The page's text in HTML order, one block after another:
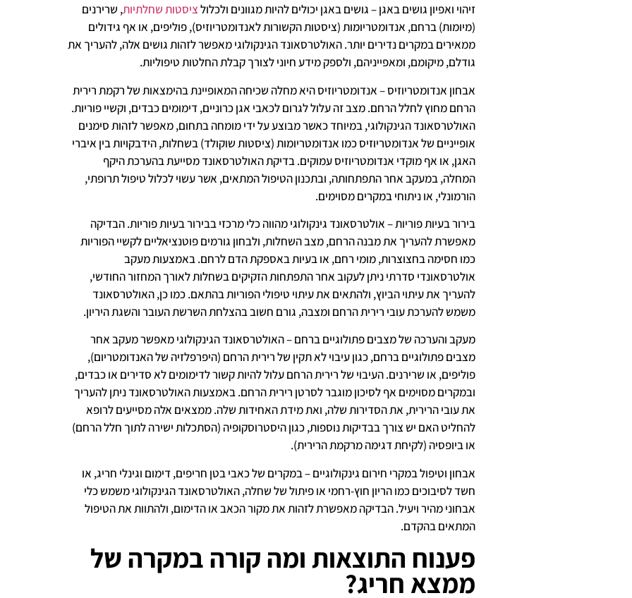
זיהוי ואפיון גושים באגן – גושים באגן יכולים להיות מגוונים ולכלולציסטות שחלתיות, שרירנים
(מיומות) ברחם, אנדומטריומות (ציסטות הקשורות לאנדומטריוזיס), פוליפים, או אף גידולים
ממאירים במקרים נדירים יותר. האולטרסאונד הגינקולוגי מאפשר לזהות גושים אלה, להעריך את
גודלם, מיקומם, ומאפייניהם, ולספק מידע חיוני לצורך קבלת החלטות טיפוליות.
אבחון אנדומטריוזיס – אנדומטריוזיס היא מחלה שכיחה המאופיינת בהימצאות של רקמת רירית
הרחם מחוץ לחלל הרחם. מצב זה עלול לגרום לכאבי אגן כרוניים, דימומים כבדים, וקשיי פוריות.
האולטרסאונד הגינקולוגי, במיוחד כאשר מבוצע על ידי מומחה בתחום, מאפשר לזהות סימנים
אופייניים של אנדומטריוזיס כמו אנדומטריומות (ציסטות שוקולד) בשחלות, הידבקויות בין איברי
האגן, או אף מוקדי אנדומטריוזיס עמוקים. בדיקת האולטרסאונד מסייעת בהערכת היקף
המחלה, במעקב אחר התפתחותה, ובתכנון הטיפול המתאים, אשר עשוי לכלול טיפול תרופתי,
הורמונלי, או ניתוחי במקרים מסוימים.
בירור בעיות פוריות – אולטרסאונד גינקולוגי מהווה כלי מרכזי בבירור בעיות פוריות. הבדיקה
מאפשרת להעריך את מבנה הרחם, מצב השחלות, ולבחון גורמים פוטנציאליים לקשיי הפוריות
כמו חסימה בחצוצרות, מומי רחם, או בעיות באספקת הדם לרחם. באמצעות מעקב
אולטרסאונדי סדרתי ניתן לעקוב אחר התפתחות הזקיקים בשחלות לאורך המחזור החודשי,
להעריך את עיתוי הביוץ, ולהתאים את עיתוי טיפולי הפוריות בהתאם. כמו כן, האולטרסאונד
משמש להערכת עובי רירית הרחם ומצבה, גורם חשוב בהצלחת השרשת העובר והשגת היריון.
מעקב והערכה של מצבים פתולוגיים ברחם – האולטרסאונד הגינקולוגי מאפשר מעקב אחר
מצבים פתולוגיים ברחם, כגון עיבוי לא תקין של רירית הרחם (היפרפלזיה של האנדומטריום),
פוליפים, או שרירנים. העיבוי של רירית הרחם עלול להיות קשור לדימומים לא סדירים או כבדים,
ובמקרים מסוימים אף לסיכון מוגבר לסרטן רירית הרחם. באמצעות האולטרסאונד ניתן להעריך
את עובי הרירית, את הסדירות שלה, ואת מידת האחידות שלה. ממצאים אלה מסייעים לרופא
להחליט האם יש צורך בבדיקות נוספות, כגון היסטרוסקופיה (הסתכלות ישירה לתוך חלל הרחם)
או ביופסיה (לקיחת דגימה מרקמת הרירית).
אבחון וטיפול במקרי חירום גינקולוגיים – במקרים של כאבי בטן חריפים, דימום וגינלי חריג, או
חשד לסיבוכים כמו הריון חוץ-רחמי או פיתול של שחלה, האולטרסאונד הגינקולוגי משמש כלי
אבחוני מהיר ויעיל. הבדיקה מאפשרת לזהות את מקור הכאב או הדימום, ולהתוות את הטיפול
המתאים בהקדם.
פענוח התוצאות ומה קורה במקרה של
ממצא חריג?